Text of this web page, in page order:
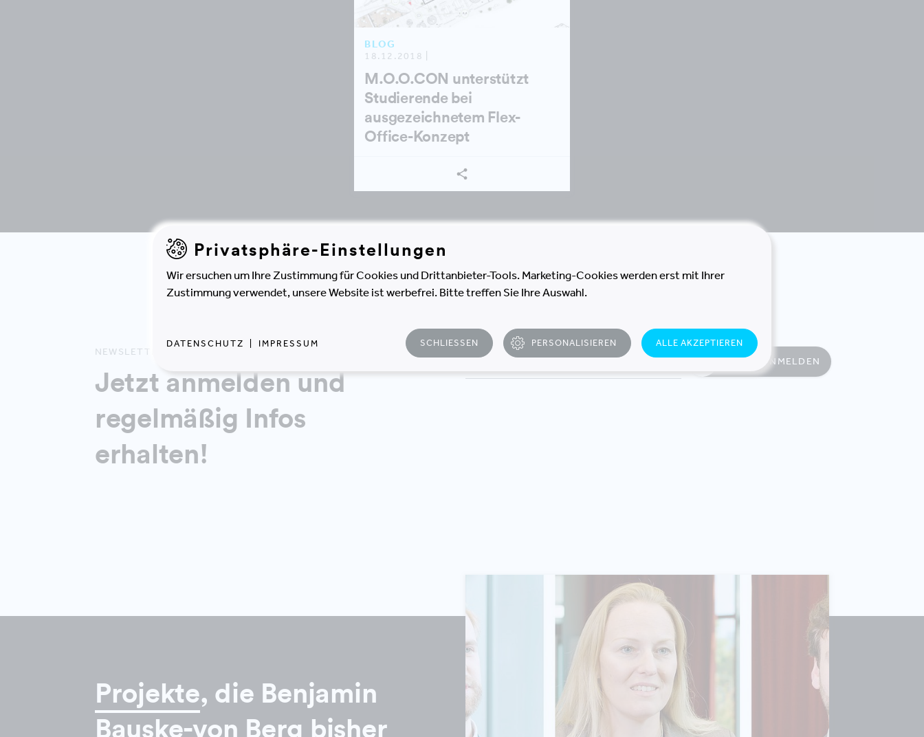
BLOG
18.12.2018 |
M.O.O.CON unterstützt
Studierende bei
ausgezeichnetem Flex-
Office-Konzept
ALLE BEITRÄGE ANZEIGEN
NEWSLETTER
Jetzt anmelden und
regelmäßig Infos
erhalten!
JETZT ANMELDEN
Projekte, die Benjamin
Bauske-von Berg bisher
Privatsphäre-Einstellungen
Wir ersuchen um Ihre Zustimmung für Cookies und Drittanbieter-Tools. Marketing-Cookies werden erst mit Ihrer
Zustimmung verwendet, unsere Website ist werbefrei. Bitte treffen Sie Ihre Auswahl.
DATENSCHUTZ IMPRESSUM SCHLIESSEN PERSONALISIEREN ALLE AKZEPTIEREN